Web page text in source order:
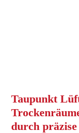
Taupunkt
durch